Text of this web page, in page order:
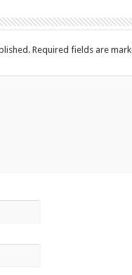
Required fields are